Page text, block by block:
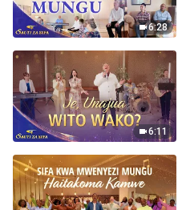
6:28
6:11